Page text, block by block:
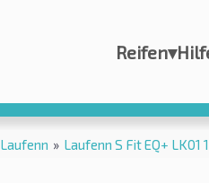
Reifen▾
Laufenn » Laufenn S Fit EQ+ LK01